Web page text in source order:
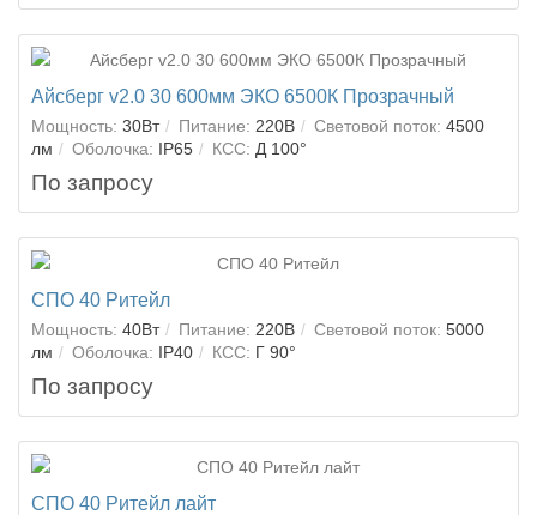
Айсберг v2.0 30 600мм ЭКО 6500К Прозрачный
Мощность: 30Вт Питание: 220В Световой поток: 4500
лм
Оболочка: IP65 КСС: Д 100°
По запросу
СПО 40 Ритейл
Мощность: 40Вт Питание: 220В Световой поток: 5000
лм
Оболочка: IP40 КСС: Г 90°
По запросу
СПО 40 Ритейл лайт